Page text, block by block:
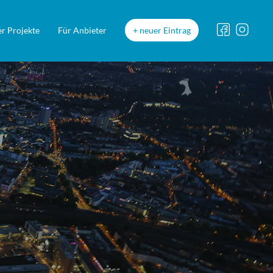
Projekte Für Anbieter neuer Eintrag